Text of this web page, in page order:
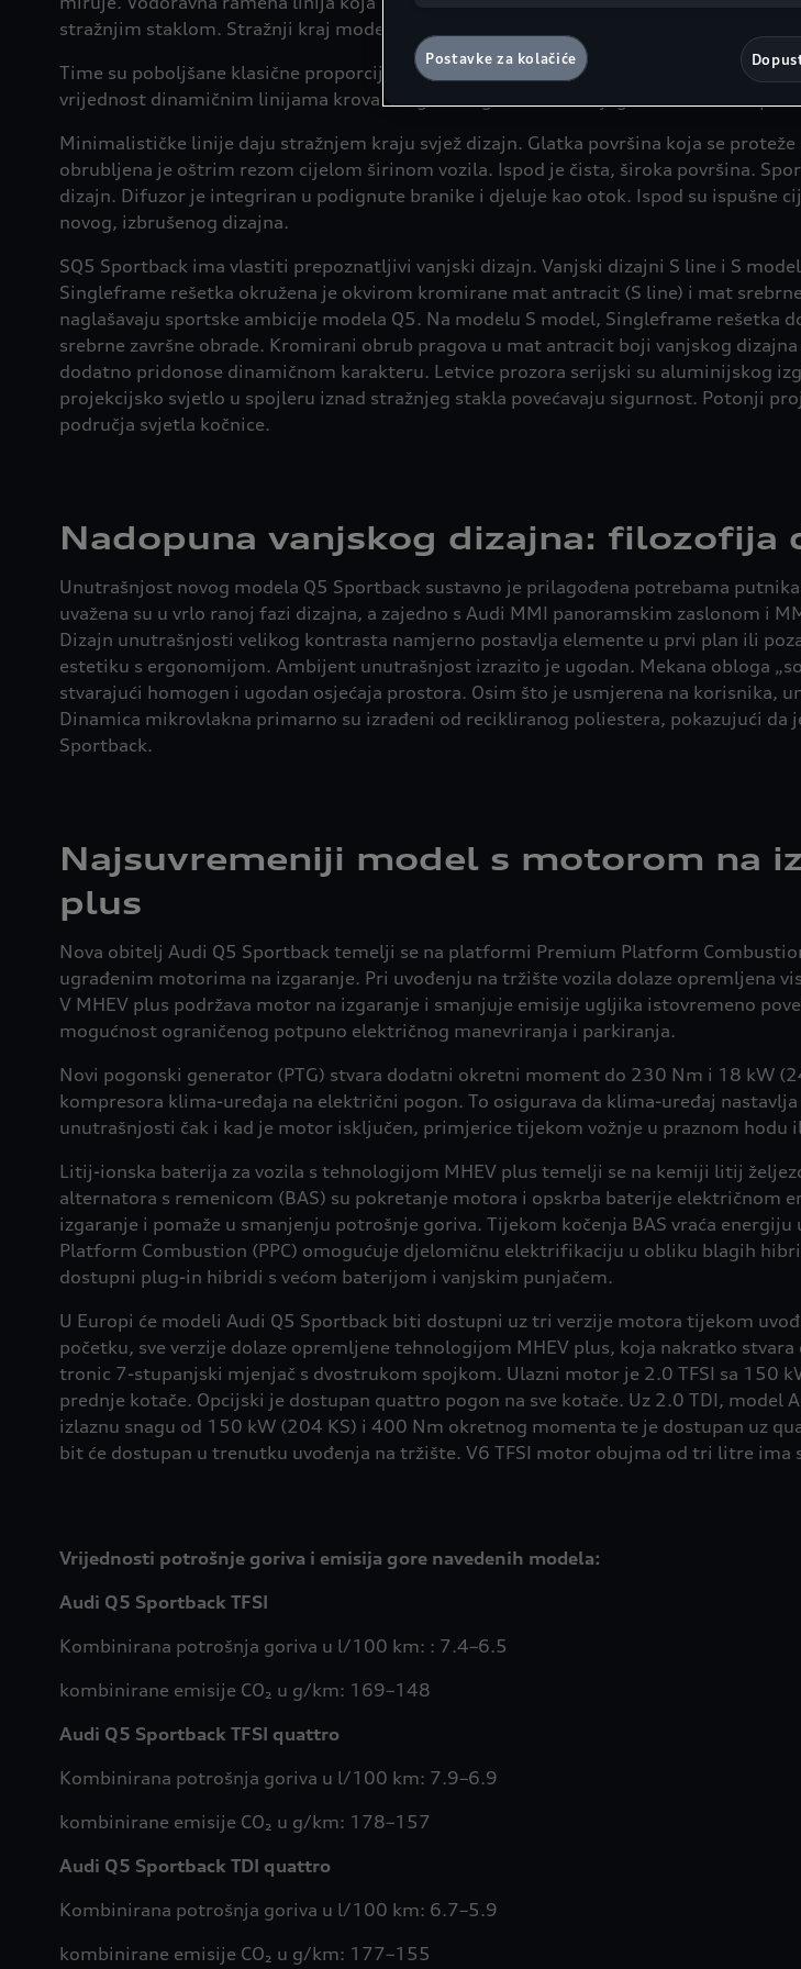
stražnjim staklom. Stražnji kraj modela Q5 Sportback vizualno je maksimalno
Time su poboljšane klasične proporcije SUV vozila i stvoren je još dinamičniji profil
vrijednost dinamičnim linijama krova. Elegantna grafika stražnjeg stakla također
Minimalističke linije daju stražnjem kraju svjež dizajn. Glatka površina koja se
obrubljena je oštrim rezom cijelom širinom vozila. Ispod je čista, široka površina.
dizajn. Difuzor je integriran u podignute branike i djeluje kao otok. Ispod su ispušne
novog, izbrušenog dizajna.
SQ5 Sportback ima vlastiti prepoznatljivi vanjski dizajn. Vanjski dizajni S line i S
Singleframe rešetka okružena je okvirom kromirane mat antracit (S line) i mat
naglašavaju sportske ambicije modela Q5. Na modelu S model, Singleframe
srebrne završne obrade. Kromirani obrub pragova u mat antracit boji vanjskog
dodatno pridonose dinamičnom karakteru. Letvice prozora serijski su aluminijskog
projekcijsko svjetlo u spojleru iznad stražnjeg stakla povećavaju sigurnost. Potonji
područja svjetla kočnice.
Nadopuna vanjskog dizajna: filozofija
Unutrašnjost novog modela Q5 Sportback sustavno je prilagođena potrebama
uvažena su u vrlo ranoj fazi dizajna, a zajedno s Audi MMI panoramskim zaslonom i
Dizajn unutrašnjosti velikog kontrasta namjerno postavlja elemente u prvi plan ili
estetiku s ergonomijom. Ambijent unutrašnjost izrazito je ugodan. Mekana obloga
stvarajući homogen i ugodan osjećaja prostora. Osim što je usmjerena na korisnika,
Dinamica mikrovlakna primarno su izrađeni od recikliranog poliestera, pokazujući
Sportback.
Najsuvremeniji model s motorom na
plus
Nova obitelj Audi Q5 Sportback temelji se na platformi Premium Platform
ugrađenim motorima na izgaranje. Pri uvođenju na tržište vozila dolaze opremljena
V MHEV plus podržava motor na izgaranje i smanjuje emisije ugljika istovremeno
mogućnost ograničenog potpuno električnog manevriranja i parkiranja.
Novi pogonski generator (PTG) stvara dodatni okretni moment do 230 Nm i 18 kW
kompresora klima-uređaja na električni pogon. To osigurava da klima-uređaj
unutrašnjosti čak i kad je motor isključen, primjerice tijekom vožnje u praznom hodu
Litij-ionska baterija za vozila s tehnologijom MHEV plus temelji se na kemiji litij
alternatora s remenicom (BAS) su pokretanje motora i opskrba baterije električnom
izgaranje i pomaže u smanjenju potrošnje goriva. Tijekom kočenja BAS vraća
Platform Combustion (PPC) omogućuje djelomičnu elektrifikaciju u obliku blagih
dostupni plug-in hibridi s većom baterijom i vanjskim punjačem.
U Europi će modeli Audi Q5 Sportback biti dostupni uz tri verzije motora tijekom
početku, sve verzije dolaze opremljene tehnologijom MHEV plus, koja nakratko
tronic 7-stupanjski mjenjač s dvostrukom spojkom. Ulazni motor je 2.0 TFSI sa 150
prednje kotače. Opcijski je dostupan quattro pogon na sve kotače. Uz 2.0 TDI,
izlaznu snagu od 150 kW (204 KS) i 400 Nm okretnog momenta te je dostupan uz
bit će dostupan u trenutku uvođenja na tržište. V6 TFSI motor obujma od tri litre
Vrijednosti potrošnje goriva i emisija gore navedenih modela:
Audi Q5 Sportback TFSI
Kombinirana potrošnja goriva u l/100 km: : 7.4–6.5
kombinirane emisije CO₂ u g/km: 169–148
Audi Q5 Sportback TFSI quattro
Kombinirana potrošnja goriva u l/100 km: 7.9–6.9
kombinirane emisije CO₂ u g/km: 178–157
Audi Q5 Sportback TDI quattro
Kombinirana potrošnja goriva u l/100 km: 6.7–5.9
kombinirane emisije CO₂ u g/km: 177–155
dnu web stranice.
Postavke za kolačiće